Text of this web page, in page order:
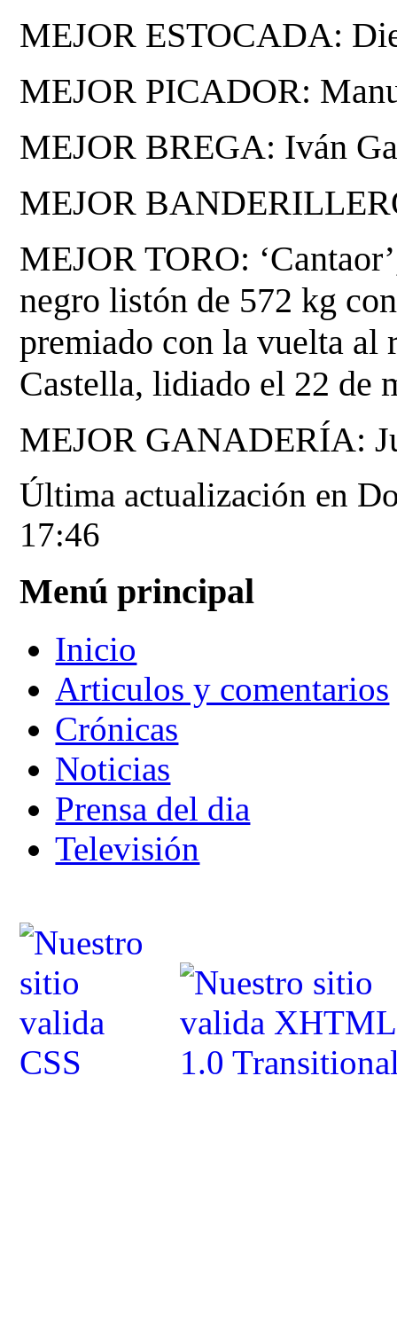
MEJOR ESTOCADA:
MEJOR PICADOR:
MEJOR BREGA: Iván
MEJOR
MEJOR TORO:
negro listón de 572 kg
premiado con la vuelta al
Castella, lidiado el 22 de
MEJOR GANADERÍA:
Última actualización en
17:46
Menú principal
Inicio
Articulos y comentarios
Crónicas
Noticias
Prensa del dia
Televisión